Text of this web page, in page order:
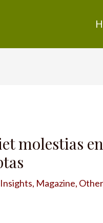
molestias
Insights, Magazine,